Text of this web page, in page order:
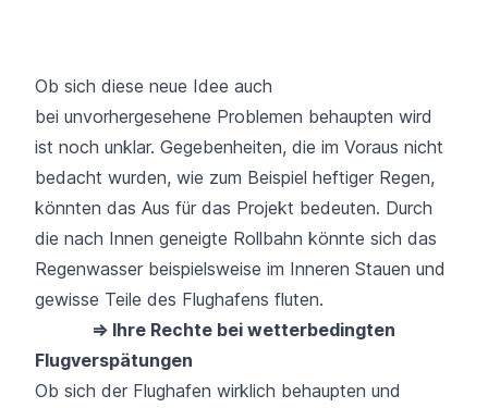
Ob sich diese neue Idee auch
bei unvorhergesehene Problemen behaupten wird
ist noch unklar. Gegebenheiten, die im Voraus nicht
bedacht wurden, wie zum Beispiel heftiger Regen,
könnten das Aus für das Projekt bedeuten. Durch
die nach Innen geneigte Rollbahn könnte sich das
Regenwasser beispielsweise im Inneren Stauen und
gewisse Teile des Flughafens fluten.
⇒ Ihre Rechte bei wetterbedingten
Flugverspätungen
Ob sich der Flughafen wirklich behaupten und